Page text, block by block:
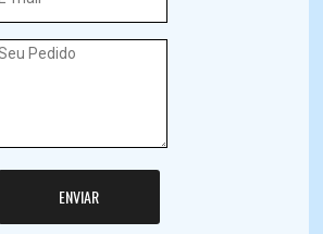
ENVIAR